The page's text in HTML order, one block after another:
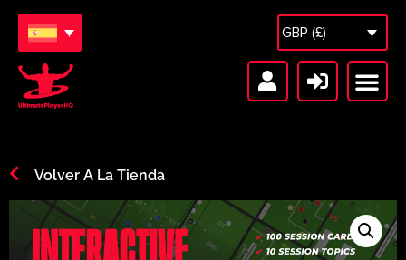
GBP (£)
Volver A La Tienda